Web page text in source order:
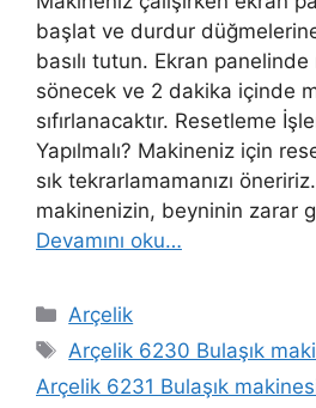
başlat ve durdur
basılı tutun. Ekran panelinde
sönecek ve 2 dakika içinde
sıfırlanacaktır. Resetleme
Yapılmalı? Makineniz için
sık tekrarlamamanızı
makinenizin, beyninin zarar
Devamını oku…
Kategoriler
Arçelik
Etiketler
Arçelik 6230 Bulaşık
Arçelik 6231 Bulaşık